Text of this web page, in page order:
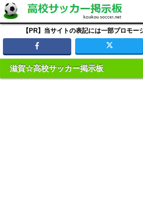
【PR】当サイトの表記には一部プロモー
滋賀☆高校サッカー掲示板